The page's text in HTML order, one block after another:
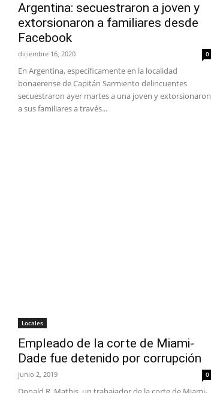
Argentina: secuestraron a joven y
extorsionaron a familiares desde
Facebook
diciembre 16, 2020 0
En Argentina, específicamente en la localidad
bonaerense de Capitán Sarmiento delincuentes
secuestraron ayer martes a una joven y extorsionaron
a sus familiares a través...
Locales
Empleado de la corte de Miami-
Dade fue detenido por corrupción
junio 2, 2019 0